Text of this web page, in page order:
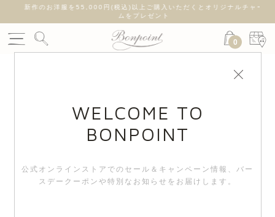
新作のお洋服を55,000円(税込)以上ご購入いただくとオリジナルチャー
ムをプレゼント
0
WELCOME TO
BONPOINT
公式オンラインストアでのセール＆キャンペーン情報、 バー
スデークーポンや特別なお知らせをお届けします。